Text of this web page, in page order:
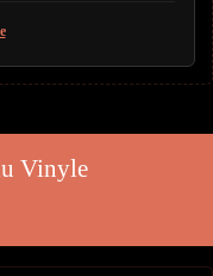
Vinyle